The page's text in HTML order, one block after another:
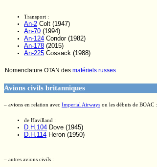
Transport :
An-2 Colt (1947)
An-70 (1994)
An-124 Condor (1982)
An-178 (2015)
An-225 Cossack (1988)
Nomenclature OTAN des matériels russes
Avions civils britanniques
– avions en relation avec Imperial Airways ou les débuts de BOAC :
de Havilland :
D.H.104 Dove (1945)
D.H.114 Heron (1950)
– autres avions civils :